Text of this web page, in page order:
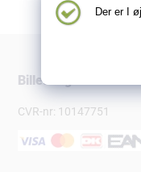
Der er I
Billetsalg.dk
CVR-nr: 10147751